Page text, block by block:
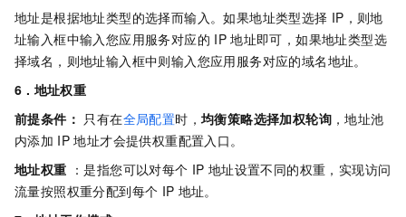
地址是根据地址类型的选择而输入。如果地址类型选择 IP，则地
址输入框中输入您应用服务对应的 IP 地址即可，如果地址类型选
择域名，则地址输入框中则输入您应用服务对应的域名地址。
6 . 地址权重
前提条件： 只有在全局配置时，均衡策略选择加权轮询 ，地址池
内添加 IP 地址才会提供权重配置入口。
地址权重 ：是指您可以对每个 IP 地址设置不同的权重，实现访问
流量按照权重分配到每个 IP 地址。